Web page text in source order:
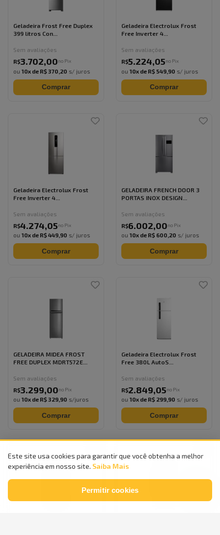
Geladeira Frost Free Duplex
399 litros Con...
Sem avaliações
R$3.702,00no Pix
ou 10x de R$ 370,20 s/ juros
Comprar
Geladeira Electrolux Frost
Free Inverter 4...
Sem avaliações
R$5.224,05no Pix
ou 10x de R$ 549,90 s/ juros
Comprar
Geladeira Electrolux Frost
Free Inverter 4...
Sem avaliações
R$4.274,05no Pix
ou 10x de R$ 449,90 s/ juros
Comprar
GELADEIRA FRENCH DOOR 3
PORTAS INOX DESIGN...
Sem avaliações
R$6.002,00no Pix
ou 10x de R$ 600,20 s/ juros
Comprar
GELADEIRA MIDEA FROST
FREE DUPLEX MDRT572E...
Sem avaliações
R$3.299,00no Pix
ou 10x de R$ 329,90 s/juros
Comprar
Geladeira Electrolux Frost
Free 380L AutoS...
Sem avaliações
R$2.849,05no Pix
ou 10x de R$ 299,90 s/ juros
Comprar
Este site usa cookies para garantir que você obtenha a melhor
experiência em nosso site. Saiba Mais
Permitir cookies